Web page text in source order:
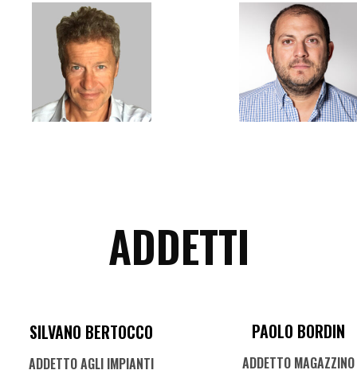
ADDETTI
ADDETTO AGLI IMPIANTI
SILVANO BERTOCCO
ADDETTO MAGAZZINO
PAOLO BORDIN